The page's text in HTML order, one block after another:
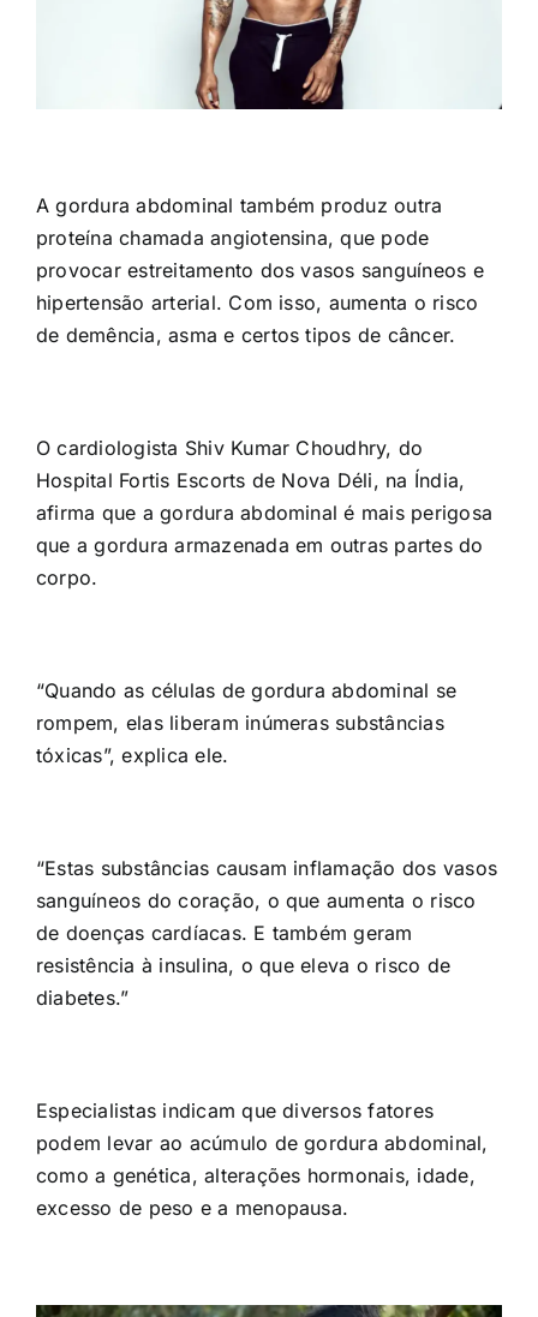
A gordura abdominal também produz outra
proteína chamada angiotensina, que pode
provocar estreitamento dos vasos sanguíneos e
hipertensão arterial. Com isso, aumenta o risco
de demência, asma e certos tipos de câncer.
O cardiologista Shiv Kumar Choudhry, do
Hospital Fortis Escorts de Nova Déli, na Índia,
afirma que a gordura abdominal é mais perigosa
que a gordura armazenada em outras partes do
corpo.
“Quando as células de gordura abdominal se
rompem, elas liberam inúmeras substâncias
tóxicas”, explica ele.
“Estas substâncias causam inflamação dos vasos
sanguíneos do coração, o que aumenta o risco
de doenças cardíacas. E também geram
resistência à insulina, o que eleva o risco de
diabetes.”
Especialistas indicam que diversos fatores
podem levar ao acúmulo de gordura abdominal,
como a genética, alterações hormonais, idade,
excesso de peso e a menopausa.